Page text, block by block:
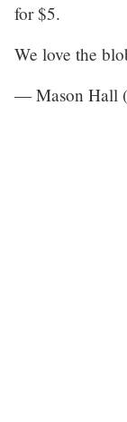
for $5.
We love the
— Mason Hall